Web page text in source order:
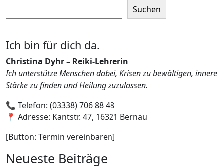
Suchen
Ich bin für dich da.
Christina Dyhr – Reiki-Lehrerin
Ich unterstütze Menschen dabei, Krisen zu bewältigen, innere
Stärke zu finden und Heilung zuzulassen.
📞 Telefon: (03338) 706 88 48
📍 Adresse: Kantstr. 47, 16321 Bernau
[Button: Termin vereinbaren]
Neueste Beiträge